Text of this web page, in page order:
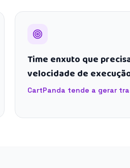
Time enxuto que
velocidade de
CartPanda tende a gerar